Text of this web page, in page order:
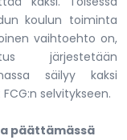
koulun toiminta
vaihtoehto on,
järjestetään
säilyy kaksi
selvitykseen.
päättämässä